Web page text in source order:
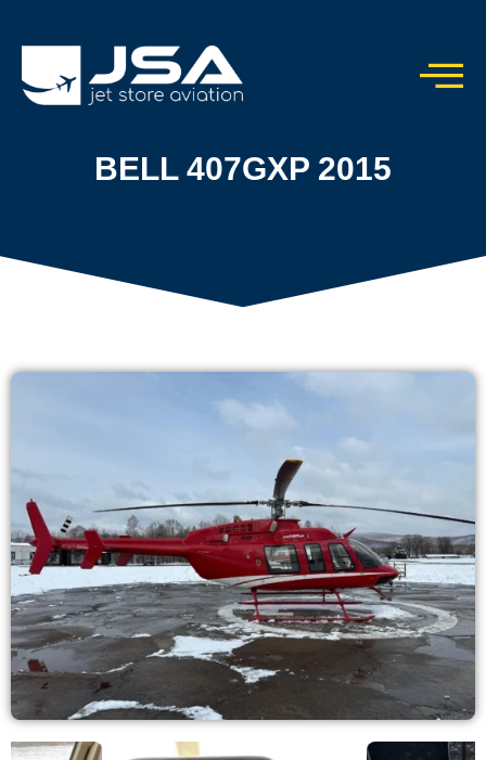
BELL 407GXP 2015